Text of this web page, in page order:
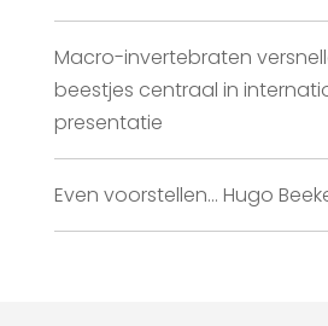
Macro-invertebraten
beestjes centraal in
presentatie
Even voorstellen… Hugo